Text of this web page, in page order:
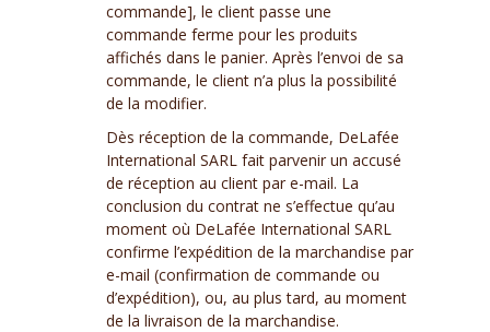
commande], le client passe une
commande ferme pour les produits
affichés dans le panier. Après l’envoi de sa
commande, le client n’a plus la possibilité
de la modifier.
Dès réception de la commande, DeLafée
International SARL fait parvenir un accusé
de réception au client par e-mail. La
conclusion du contrat ne s’effectue qu’au
moment où DeLafée International SARL
confirme l’expédition de la marchandise par
e-mail (confirmation de commande ou
d’expédition), ou, au plus tard, au moment
de la livraison de la marchandise.